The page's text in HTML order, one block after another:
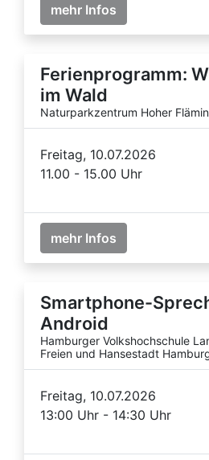
mehr Infos
Ferienprogramm:
im Wald
Naturparkzentrum Hoher
Freitag, 10.07.2026
11.00 - 15.00 Uhr
mehr Infos
Smartphone-
Android
Hamburger Volkshochschule
Freien und Hansestadt
Freitag, 10.07.2026
13:00 Uhr - 14:30 Uhr